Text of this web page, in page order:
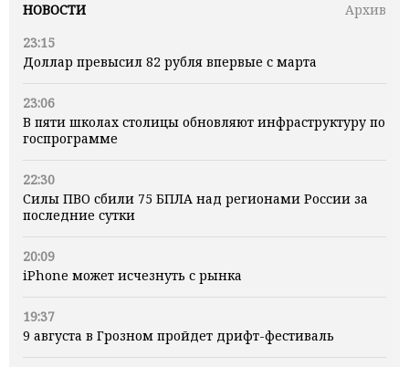
НОВОСТИ
Архив
23:15
Доллар превысил 82 рубля впервые с марта
23:06
В пяти школах столицы обновляют инфраструктуру по
госпрограмме
22:30
Силы ПВО сбили 75 БПЛА над регионами России за
последние сутки
20:09
iPhone может исчезнуть с рынка
19:37
9 августа в Грозном пройдет дрифт-фестиваль